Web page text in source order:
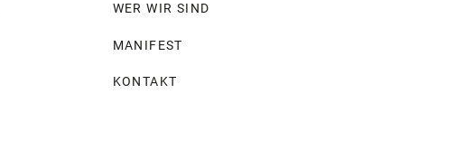
WER WIR SIND
MANIFEST
KONTAKT